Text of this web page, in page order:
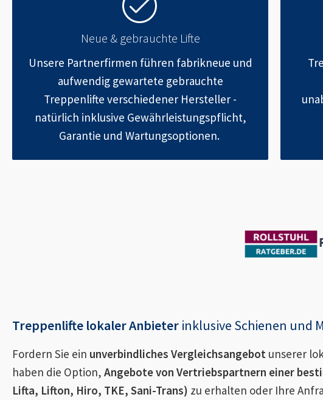
Neue & gebrauchte Lifte
Unsere Partnerfirmen führen fabrikneue und
aufwendig gewartete gebrauchte
Treppenlifte verschiedener Hersteller -
natürlich inklusive Gewährleistungspflicht,
Garantie und Wartungsoptionen.
Treppenlifte lokaler Anbieter inklusive Schienen und
Fordern Sie ein unverbindliches Vergleichsangebot unserer
haben die Option, Angebote von Vertriebspartnern einer
Lifta, Lifton, Hiro, TKE, Sani-Trans) zu erhalten oder Ihre